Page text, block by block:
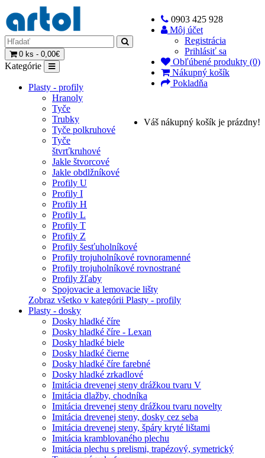
0903 425 928
Môj účet
Registrácia
Prihlásiť sa
Obľúbené produkty (0)
Nákupný košík
Pokladňa
0 ks - 0,00€
Váš nákupný košík je prázdny!
Kategórie
Plasty - profily
Hranoly
Tyče
Trubky
Tyče polkruhové
Tyče
štvrťkruhové
Jakle štvorcové
Jakle obdlžníkové
Profily U
Profily I
Profily H
Profily L
Profily T
Profily Z
Profily šesťuholníkové
Profily trojuholníkové rovnoramenné
Profily trojuholníkové rovnostrané
Profily žľaby
Spojovacie a lemovacie lišty
Zobraz všetko v kategórii Plasty - profily
Plasty - dosky
Dosky hladké číre
Dosky hladké číre - Lexan
Dosky hladké biele
Dosky hladké čierne
Dosky hladké číre farebné
Dosky hladké zrkadlové
Imitácia drevenej steny drážkou tvaru V
Imitácia dlažby, chodníka
Imitácia drevenej steny drážkou tvaru novelty
Imitácia drevenej steny, dosky cez seba
Imitácia drevenej steny, špáry kryté lištami
Imitácia kramblovaného plechu
Imitácia plechu s prelismi, trapézový, symetrický